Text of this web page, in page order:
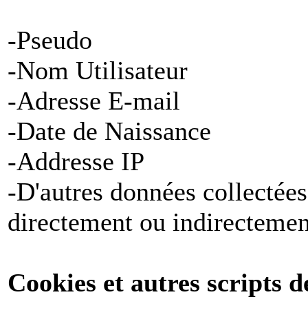
-Pseudo
-Nom Utilisateur
-Adresse E-mail
-Date de Naissance
-Addresse IP
-D'autres données
directement ou
Cookies et autres scripts